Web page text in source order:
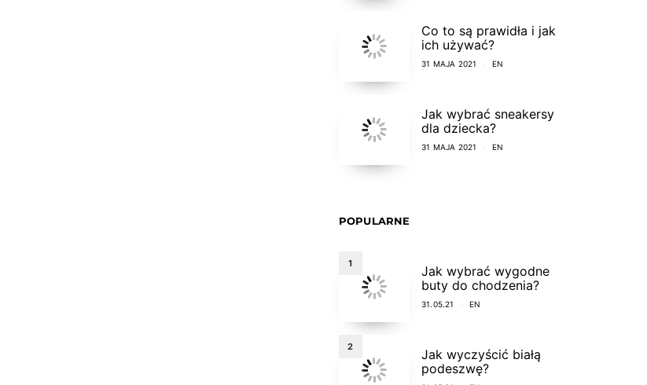
Co to są prawidła i jak
ich używać?
31 MAJA 2021 EN
Jak wybrać sneakersy
dla dziecka?
31 MAJA 2021 EN
POPULARNE
1
Jak wybrać wygodne
buty do chodzenia?
31.05.21 EN
2
Jak wyczyścić białą
podeszwę?